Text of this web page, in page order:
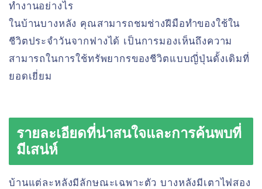
ทำงานอย่างไร
ในบ้านบางหลัง คุณสามารถชมช่างฝีมือทำของใช้ใน
ชีวิตประจำวันจากฟางได้ เป็นการมองเห็นถึงความ
สามารถในการใช้ทรัพยากรของชีวิตแบบญี่ปุ่นดั้งเดิมที่
ยอดเยี่ยม
รายละเอียดที่น่าสนใจและการค้นพบที่
มีเสน่ห์
บ้านแต่ละหลังมีลักษณะเฉพาะตัว บางหลังมีเตาไฟสอง